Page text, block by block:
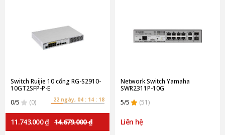
Switch Ruijie 10 cổng RG-S2910-
10GT2SFP-P-E
0/5
(0) 22 ngày, 04 : 14 : 18
11.743.000 ₫ 14.679.000 ₫
Network Switch Yamaha
SWR2311P-10G
5/5
(51)
Liên hệ